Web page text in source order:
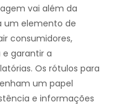
vai além da
um elemento de
consumidores,
garantir a
Os rótulos para
um papel
e informações